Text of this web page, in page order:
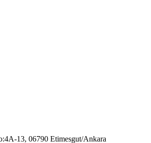
13, 06790 Etimesgut/Ankara